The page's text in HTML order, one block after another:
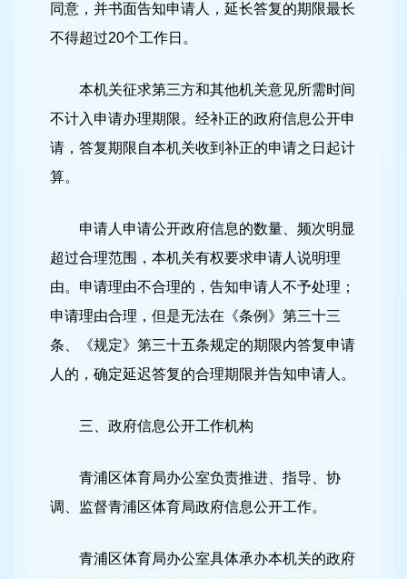
同意，并书面告知申请人，延长答复的期限最长
不得超过20个工作日。
本机关征求第三方和其他机关意见所需时间
不计入申请办理期限。经补正的政府信息公开申
请，答复期限自本机关收到补正的申请之日起计
算。
申请人申请公开政府信息的数量、频次明显
超过合理范围，本机关有权要求申请人说明理
由。申请理由不合理的，告知申请人不予处理；
申请理由合理，但是无法在《条例》第三十三
条、《规定》第三十五条规定的期限内答复申请
人的，确定延迟答复的合理期限并告知申请人。
三、政府信息公开工作机构
青浦区体育局办公室负责推进、指导、协
调、监督青浦区体育局政府信息公开工作。
青浦区体育局办公室具体承办本机关的政府